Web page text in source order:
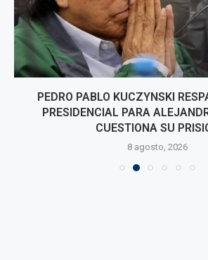
PEDRO PABLO KUCZYNSKI
PRESIDENCIAL PARA
CUESTIONA SU
8 agosto, 2026